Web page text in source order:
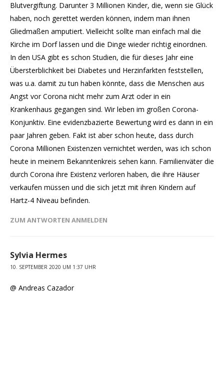
Blutvergiftung. Darunter 3 Millionen Kinder, die, wenn sie Glück
haben, noch gerettet werden können, indem man ihnen
Gliedmaßen amputiert. Vielleicht sollte man einfach mal die
Kirche im Dorf lassen und die Dinge wieder richtig einordnen.
In den USA gibt es schon Studien, die für dieses Jahr eine
Übersterblichkeit bei Diabetes und Herzinfarkten feststellen,
was u.a. damit zu tun haben könnte, dass die Menschen aus
Angst vor Corona nicht mehr zum Arzt oder in ein
Krankenhaus gegangen sind. Wir leben im großen Corona-
Konjunktiv. Eine evidenzbazierte Bewertung wird es dann in ein
paar Jahren geben. Fakt ist aber schon heute, dass durch
Corona Millionen Existenzen vernichtet werden, was ich schon
heute in meinem Bekanntenkreis sehen kann. Familienväter die
durch Corona ihre Existenz verloren haben, die ihre Häuser
verkaufen müssen und die sich jetzt mit ihren Kindern auf
Hartz-4 Niveau befinden.
ZUM ANTWORTEN ANMELDEN
Sylvia Hermes
10. SEPTEMBER 2020 UM 1:37 UHR
@ Andreas Cazador